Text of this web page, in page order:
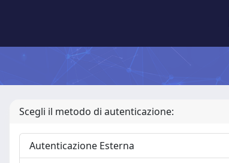
Scegli il metodo di autenticazione:
Autenticazione Esterna